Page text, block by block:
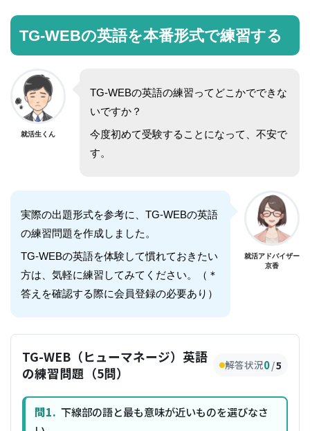
TG-WEBの英語を本番形式で練習する
就活生くん
TG-WEBの英語の練習ってどこかでできな
いですか？
今度初めて受験することになって、不安で
す。
実際の出題形式を参考に、TG-WEBの英語
の練習問題を作成しました。
TG-WEBの英語を体験して慣れておきたい
方は、気軽に練習してみてください。（＊
答えを確認する際に会員登録の必要あり）
就活アドバイザー
京香
TG-WEB（ヒューマネージ）英語
の練習問題（5問）
解答状況0/5
問1. 下線部の語と最も意味が近いものを選びなさ